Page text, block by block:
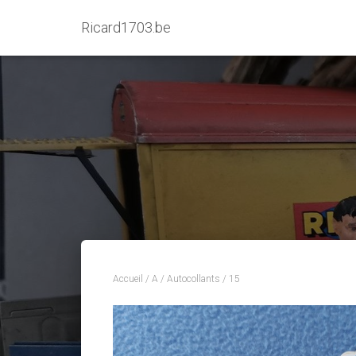
Ricard1703.be
Accueil / A / Autocollants / 15